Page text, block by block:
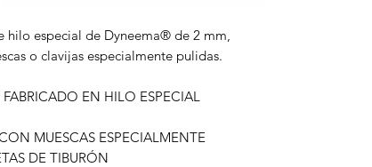
hilo especial de Dyneema® de 2 mm,
o clavijas especialmente pulidas.
EN HILO ESPECIAL
MUESCAS ESPECIALMENTE
DE TIBURÓN